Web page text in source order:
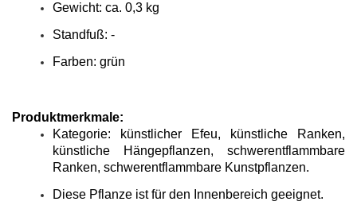
Gewicht: ca. 0,3 kg
Standfuß: -
Farben: grün
Produktmerkmale:
Kategorie: künstlicher Efeu, künstliche Ranken,
künstliche Hängepflanzen, schwerentflammbare
Ranken, schwerentflammbare Kunstpflanzen.
Diese Pflanze ist für den Innenbereich geeignet.